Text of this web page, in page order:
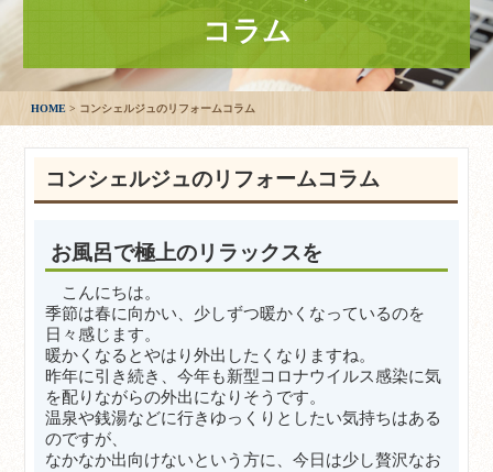
コラム
HOME コンシェルジュのリフォームコラム
コンシェルジュのリフォームコラム
お風呂で極上のリラックスを
こんにちは。
季節は春に向かい、少しずつ暖かくなっているのを
日々感じます。
暖かくなるとやはり外出したくなりますね。
昨年に引き続き、今年も新型コロナウイルス感染に気
を配りながらの外出になりそうです。
温泉や銭湯などに行きゆっくりとしたい気持ちはある
のですが、
なかなか出向けないという方に、今日は少し贅沢なお